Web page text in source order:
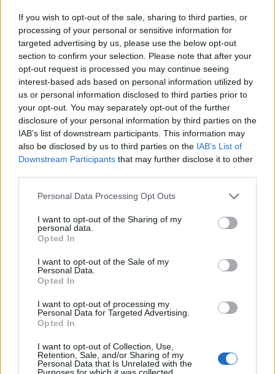
If you wish to opt-out of the sale, sharing to third parties, or
processing of your personal or sensitive information for
targeted advertising by us, please use the below opt-out
section to confirm your selection. Please note that after your
opt-out request is processed you may continue seeing
interest-based ads based on personal information utilized by
us or personal information disclosed to third parties prior to
your opt-out. You may separately opt-out of the further
disclosure of your personal information by third parties on the
IAB’s list of downstream participants. This information may
also be disclosed by us to third parties on the IAB’s List of
Downstream Participants that may further disclose it to other
Personal Data Processing Opt Outs
I want to opt-out of the Sharing of my
personal data.
Opted In
I want to opt-out of the Sale of my
Personal Data.
Opted In
I want to opt-out of processing my
Personal Data for Targeted Advertising.
Opted In
I want to opt-out of Collection, Use,
Retention, Sale, and/or Sharing of my
Personal Data that Is Unrelated with the
Purposes for which it was collected.
TheCars.gr|12/02/2026 10:00
Το Omoda 5 SHS-H διαθέτει νέα
τεχνολογία με αυτονομία έως
χιλιόμετρα